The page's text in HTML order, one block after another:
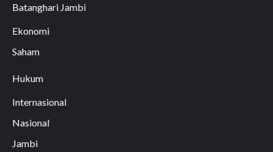
Batanghari Jambi
Ekonomi
Saham
Hukum
Internasional
Nasional
Jambi